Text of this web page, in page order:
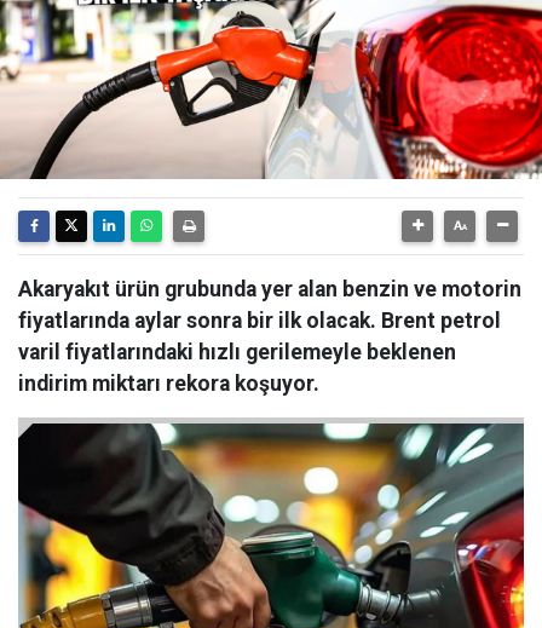
Akaryakıt ürün grubunda yer alan benzin ve motorin
fiyatlarında aylar sonra bir ilk olacak. Brent petrol
varil fiyatlarındaki hızlı gerilemeyle beklenen
indirim miktarı rekora koşuyor.